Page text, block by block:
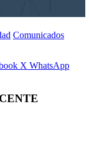
Comunicados
X WhatsApp